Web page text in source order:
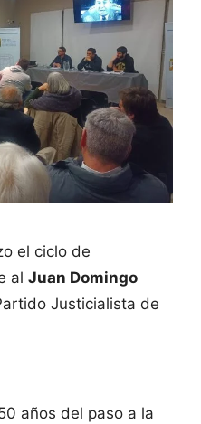
el ciclo de
al Juan Domingo
Justicialista de
años del paso a la